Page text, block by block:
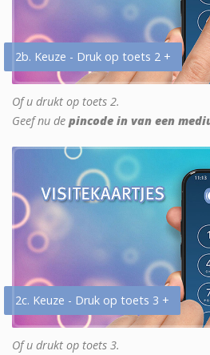
2b. Keuze - Druk op toets 2 +
Of u drukt op toets 2.
Geef nu de pincode in van een
2c. Keuze - Druk op toets 3 +
Of u drukt op toets 3.